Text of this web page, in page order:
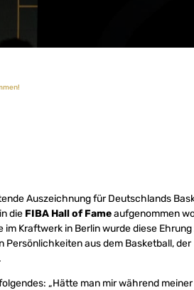
Auszeichnung für Deutschlands
die FIBA Hall of Fameaufgenommen
Kraftwerk in Berlin wurde diese
aus dem Basketball, der
„Hätte man mir während